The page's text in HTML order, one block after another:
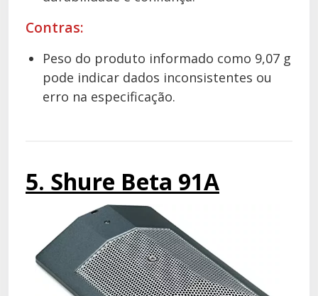
Contras:
Peso do produto informado como 9,07 g
pode indicar dados inconsistentes ou
erro na especificação.
5. Shure Beta 91A